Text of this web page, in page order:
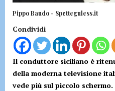
Pippo Baudo - Spetteguless.it
Condividi
Il conduttore siciliano è
della moderna televisione
vede più sul piccolo